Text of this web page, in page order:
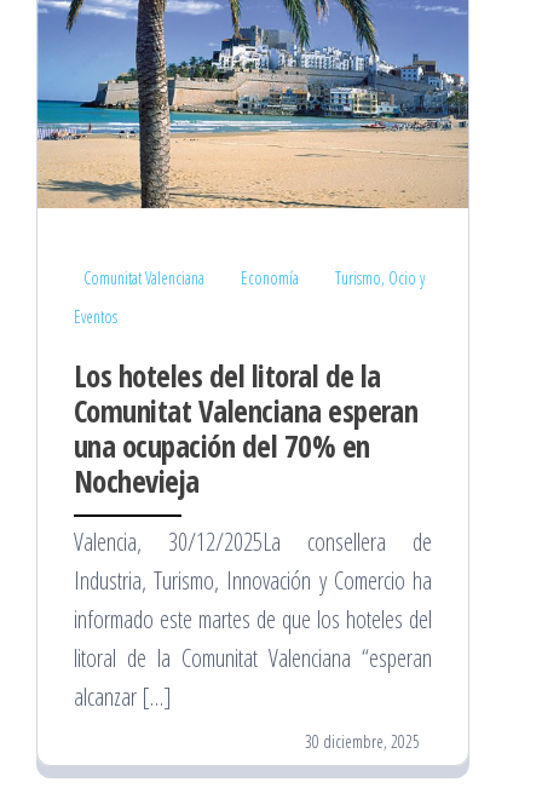
Comunitat Valenciana Economía
Turismo, Ocio y
Eventos
Los hoteles del litoral de la
Comunitat Valenciana esperan
una ocupación del 70% en
Nochevieja
Valencia, 30/12/2025La consellera de
Industria, Turismo, Innovación y Comercio ha
informado este martes de que los hoteles del
litoral de la Comunitat Valenciana “esperan
alcanzar […]
30 diciembre, 2025